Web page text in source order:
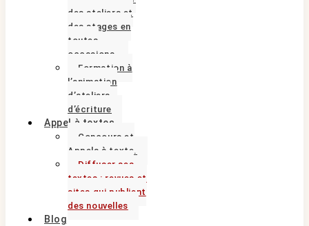
des ateliers et
des stages en
toutes
occasions.
Formation à
l’animation
d’ateliers
d’écriture
Appel à textes
Concours et
Appels à texte.
Diffuser ses
textes : revues et
sites qui publient
des nouvelles
Blog